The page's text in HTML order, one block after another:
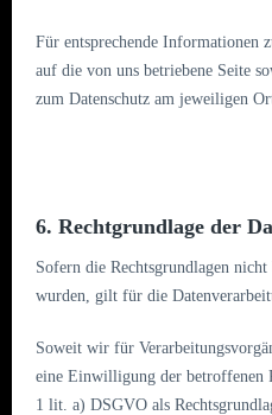
Für entsprechende Informationen
auf die von uns betriebene Seite
zum Datenschutz am jeweiligen
6. Rechtgrundlage der
Sofern die Rechtsgrundlagen nicht
wurden, gilt für die
Soweit wir für
eine Einwilligung der betroffenen
1 lit. a) DSGVO als